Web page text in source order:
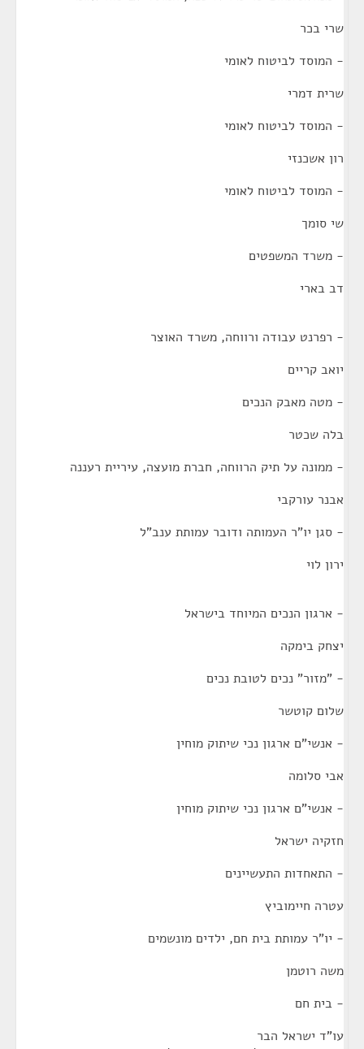
שרי בכר
- המוסד לביטוח לאומי
שרית דמרי
- המוסד לביטוח לאומי
רון אשכנזי
- המוסד לביטוח לאומי
שי סומך
- משרד המשפטים
דב בארי
- רפרנט עבודה ורווחה, משרד האוצר
יואב קריים
- מטה מאבק הנכים
בלה שכטר
- ממונה על תיק הרווחה, חברת מועצה, עיריית רעננה
אבנר עורקבי
- סגן יו"ר העמותה ודובר עמותת ענב"ל
ירון לוי
- ארגון הנכים המיוחד בישראל
יצחק בימקה
- "מזור" נכים לטובת נכים
שלום קוטשר
- אנשי"ם ארגון נכי שיתוק מוחין
אבי סלומה
- אנשי"ם ארגון נכי שיתוק מוחין
חזקיה ישראל
- התאחדות התעשיינים
עטרה חיימוביץ
- יו"ר עמותת בית חם, ילדים מונשמים
משה רוטמן
- בית חם
עו"ד ישראל הבר